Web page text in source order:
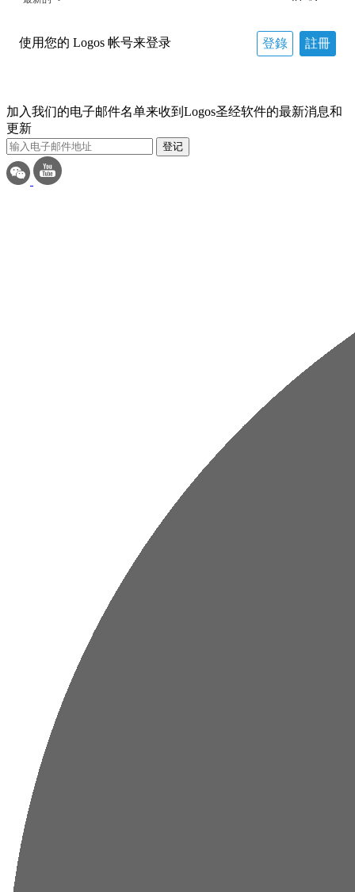
使用您的 Logos 帐号来登录 登錄 註冊
加入我们的电子邮件名单来收到Logos圣经软件的最新消息和
更新
登记